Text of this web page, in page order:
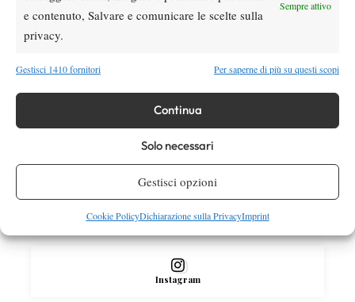
e contenuto, Salvare e comunicare le scelte sulla
privacy.
Sempre attivo
Gestisci 1410 fornitori Per saperne di più su questi scopi
Continua
Solo necessari
Gestisci opzioni
Cookie PolicyDichiarazione sulla PrivacyImprint
News
SOCIAL
Facebook
X
Instagram